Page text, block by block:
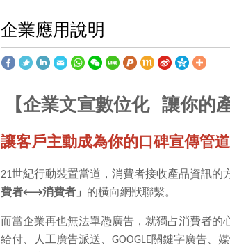
企業應用說明
【企業文宣數位化 讓你的
讓客戶主動成為你的口碑宣傳管
21世紀行動裝置當道，消費者接收產品資訊的
費者←→消費者」 的橫向網狀聯繫。
而當企業再也無法單憑廣告，就獨占消費者
給付、
人工廣告派送、GOOGLE關鍵字廣告